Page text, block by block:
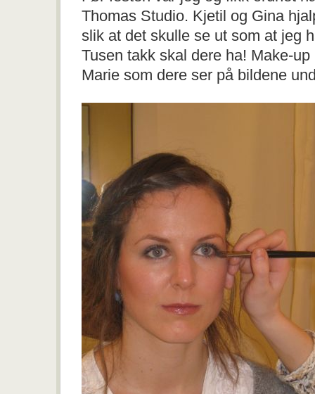
Thomas Studio. Kjetil og Gina
slik at det skulle se ut som at jeg
Tusen takk skal dere ha! Make-
Marie som dere ser på bildene